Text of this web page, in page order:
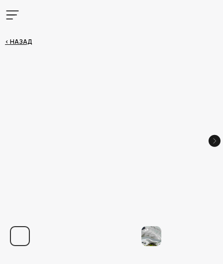
< НАЗАД